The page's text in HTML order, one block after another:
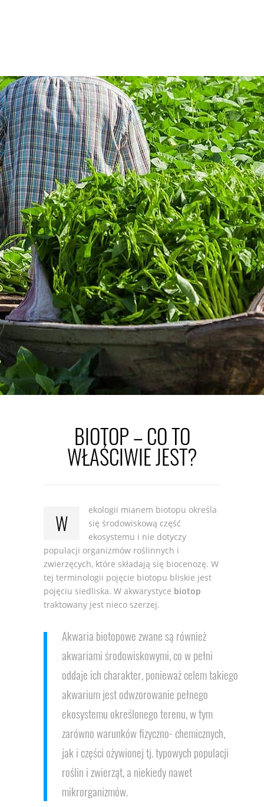
BIOTOP
BIOTOP – CO TO
WŁAŚCIWIE JEST?
W
ekologii mianem biotopu określa
się środowiskową część
ekosystemu i nie dotyczy
populacji organizmów roślinnych i
zwierzęcych, które składają się biocenozę. W
tej terminologii pojęcie biotopu bliskie jest
pojęciu siedliska. W akwarystyce biotop
traktowany jest nieco szerzej.
Akwaria biotopowe zwane są również
akwariami środowiskowymi, co w pełni
oddaje ich charakter, ponieważ celem takiego
akwarium jest odwzorowanie pełnego
ekosystemu określonego terenu, w tym
zarówno warunków fizyczno- chemicznych,
jak i części ożywionej tj. typowych populacji
roślin i zwierząt, a niekiedy nawet
mikrorganizmów.